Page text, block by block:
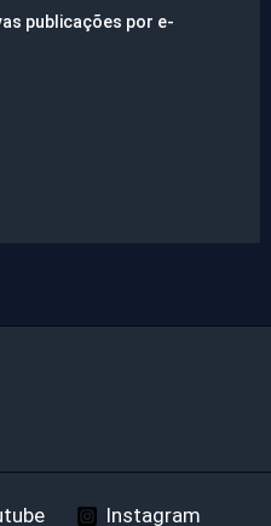
publicações por e-
Instagram